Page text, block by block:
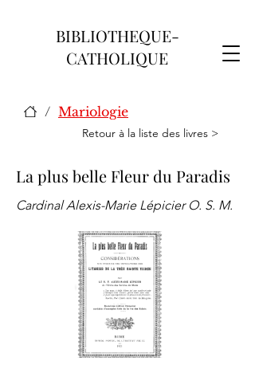
BIBLIOTHEQUE-
CATHOLIQUE
/ Mariologie
Retour à la liste des livres >
La plus belle Fleur du Paradis
Cardinal Alexis-Marie Lépicier O. S. M.